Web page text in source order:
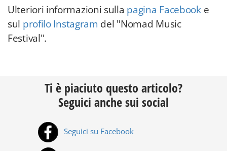
Ulteriori informazioni sulla pagina Facebooke
sul profilo Instagram del "Nomad Music
Festival".
Ti è piaciuto questo articolo?
Seguici anche sui social
Seguici su Facebook